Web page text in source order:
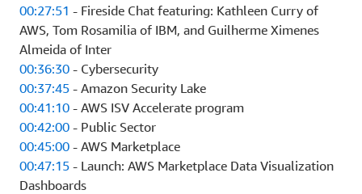
00:27:51 - Fireside Chat featuring: Kathleen Curry of
AWS, Tom Rosamilia of IBM, and Guilherme Ximenes
Almeida of Inter
00:36:30 - Cybersecurity
00:37:45 - Amazon Security Lake
00:41:10 - AWS ISV Accelerate program
00:42:00 - Public Sector
00:45:00 - AWS Marketplace
00:47:15 - Launch: AWS Marketplace Data Visualization
Dashboards